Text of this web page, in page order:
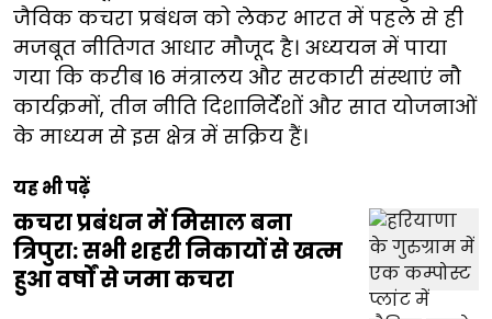
जैविक कचरा प्रबंधन को लेकर भारत में पहले से ही
मजबूत नीतिगत आधार मौजूद है। अध्ययन में पाया
गया कि करीब 16 मंत्रालय और सरकारी संस्थाएं नौ
कार्यक्रमों, तीन नीति दिशानिर्देशों और सात योजनाओं
के माध्यम से इस क्षेत्र में सक्रिय हैं।
यह भी पढ़ें
कचरा प्रबंधन में मिसाल बना
त्रिपुरा: सभी शहरी निकायों से खत्म
हुआ वर्षों से जमा कचरा